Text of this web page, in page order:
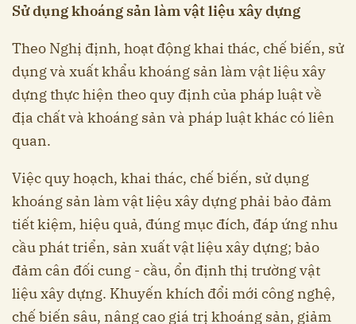
Sử dụng khoáng sản làm vật liệu xây dựng
Theo Nghị định, hoạt động khai thác, chế biến, sử
dụng và xuất khẩu khoáng sản làm vật liệu xây
dựng thực hiện theo quy định của pháp luật về
địa chất và khoáng sản và pháp luật khác có liên
quan.
Việc quy hoạch, khai thác, chế biến, sử dụng
khoáng sản làm vật liệu xây dựng phải bảo đảm
tiết kiệm, hiệu quả, đúng mục đích, đáp ứng nhu
cầu phát triển, sản xuất vật liệu xây dựng; bảo
đảm cân đối cung - cầu, ổn định thị trường vật
liệu xây dựng. Khuyến khích đổi mới công nghệ,
chế biến sâu, nâng cao giá trị khoáng sản, giảm